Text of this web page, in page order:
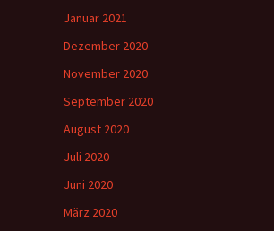
Januar 2021
Dezember 2020
November 2020
September 2020
August 2020
Juli 2020
Juni 2020
März 2020